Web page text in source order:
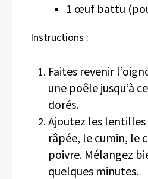
1 œuf battu
Instructions :
Faites revenir
une poêle jusqu’à
dorés.
Ajoutez les
râpée, le cumin, le
poivre. Mélangez
quelques minutes.